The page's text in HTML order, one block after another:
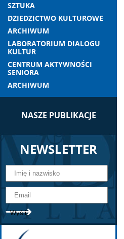
SZTUKA
DZIEDZICTWO KULTUROWE
ARCHIWUM
LABORATORIUM DIALOGU
KULTUR
CENTRUM AKTYWNOŚCI
SENIORA
ARCHIWUM
NASZE PUBLIKACJE
NEWSLETTER